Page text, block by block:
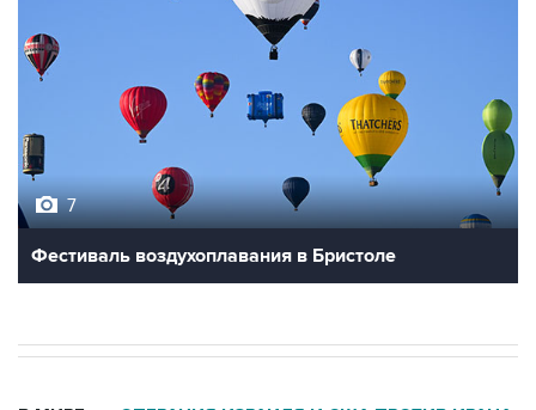
Фестиваль воздухоплавания в Бристоле